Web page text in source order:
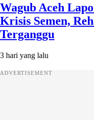
Wagub Aceh
Krisis Semen,
Terganggu
3 hari yang lalu
ADVERTISEMENT